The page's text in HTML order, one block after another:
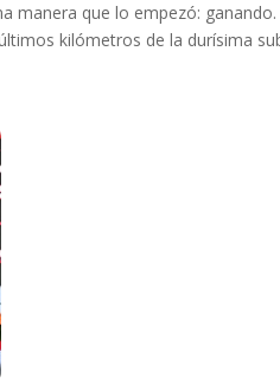
manera que lo empezó:
kilómetros de la durísima